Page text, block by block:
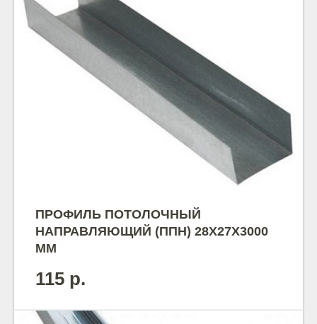
ПРОФИЛЬ ПОТОЛОЧНЫЙ
НАПРАВЛЯЮЩИЙ (ППН) 28Х27Х3000
ММ
115 р.